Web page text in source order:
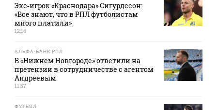
Экс‑игрок «Краснодара» Сигурдссон:
«Все знают, что в РПЛ футболистам
много платили»
12:16
АЛЬФА-БАНК РПЛ
В «Нижнем Новгороде» ответили на
претензии в сотрудничестве с агентом
Андреевым
11:57
ФУТБОЛ